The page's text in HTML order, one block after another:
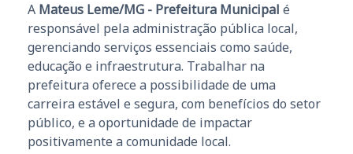
A Mateus Leme/MG - Prefeitura Municipal é
responsável pela administração pública local,
gerenciando serviços essenciais como saúde,
educação e infraestrutura. Trabalhar na
prefeitura oferece a possibilidade de uma
carreira estável e segura, com benefícios do setor
público, e a oportunidade de impactar
positivamente a comunidade local.